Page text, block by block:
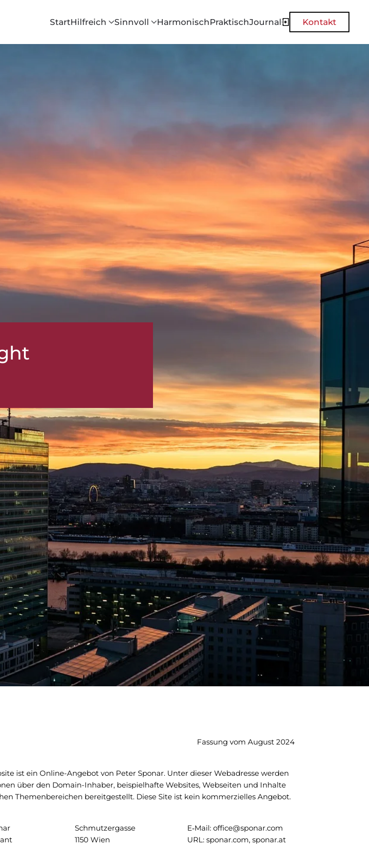
StartHilfreich Sinnvoll HarmonischPraktischJournal Kontakt
Fassung vom August 2024
ist ein Online-Angebot von Peter Sponar. Unter dieser Webadresse werden
über den Domain-Inhaber, beispielhafte Websites, Webseiten und Inhalte
Themenbereichen bereitgestellt. Diese Site ist kein kommerzielles Angebot.
Schmutzergasse
1150 Wien
E‑Mail: office@sponar.com
URL: sponar.com, sponar.at